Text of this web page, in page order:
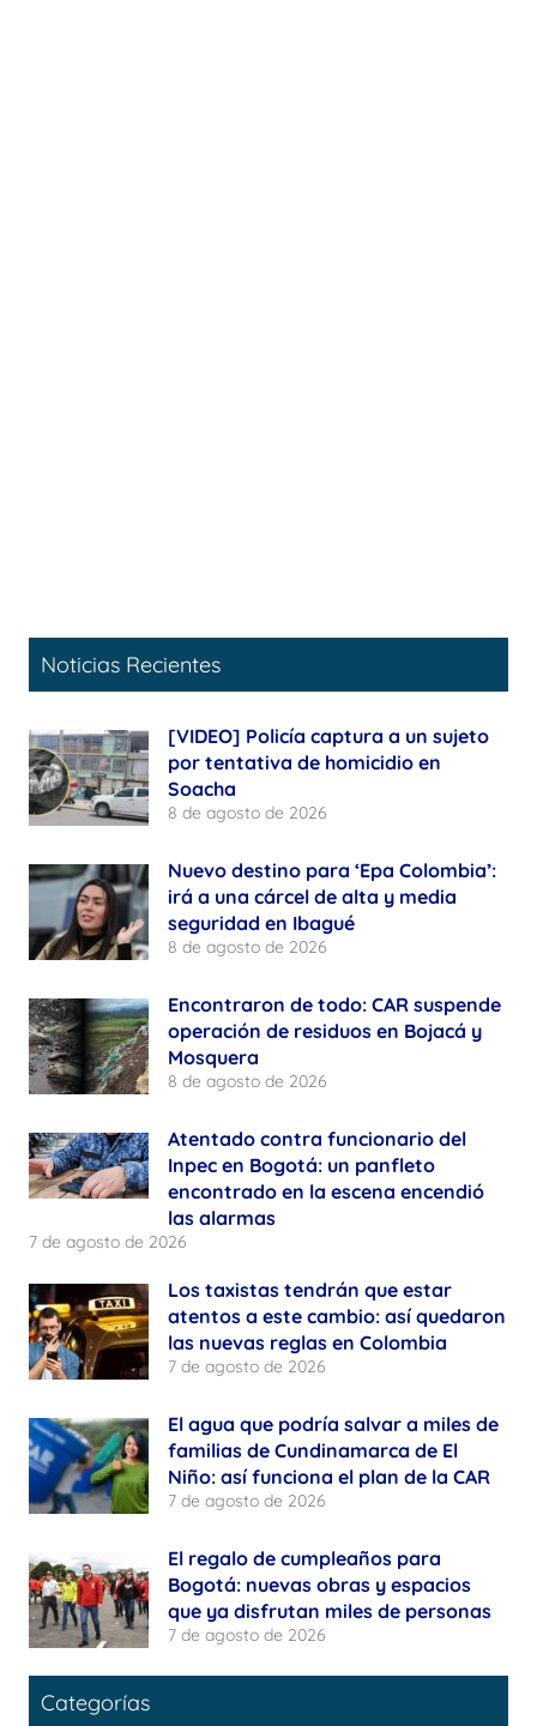
Noticias Recientes
[VIDEO] Policía captura a un sujeto
por tentativa de homicidio en
Soacha
8 de agosto de 2026
Nuevo destino para ‘Epa Colombia’:
irá a una cárcel de alta y media
seguridad en Ibagué
8 de agosto de 2026
Encontraron de todo: CAR suspende
operación de residuos en Bojacá y
Mosquera
8 de agosto de 2026
Atentado contra funcionario del
Inpec en Bogotá: un panfleto
encontrado en la escena encendió
las alarmas
7 de agosto de 2026
Los taxistas tendrán que estar
atentos a este cambio: así quedaron
las nuevas reglas en Colombia
7 de agosto de 2026
El agua que podría salvar a miles de
familias de Cundinamarca de El
Niño: así funciona el plan de la CAR
7 de agosto de 2026
El regalo de cumpleaños para
Bogotá: nuevas obras y espacios
que ya disfrutan miles de personas
7 de agosto de 2026
Categorías